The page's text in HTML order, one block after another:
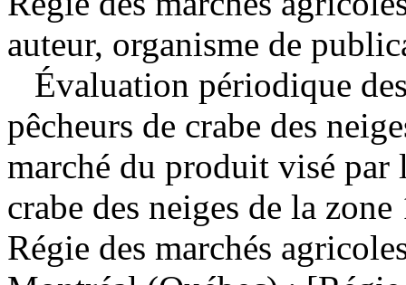
auteur, organisme de
Évaluation périodique
pêcheurs de crabe des
marché du produit visé par
crabe des neiges de la
Régie des marchés